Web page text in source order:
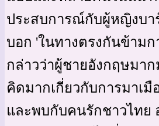
ประสบการณ์กับผู้หญิงบา
บอก 'ในทางตรงกันข้ามก
กล่าวว่าผู้ชายอังกฤษมาก
คิดมากเกี่ยวกับการมาเมื
และพบกับคนรักชาวไทย